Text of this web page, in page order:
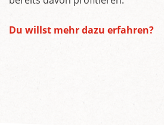
Du willst mehr dazu erfahren?